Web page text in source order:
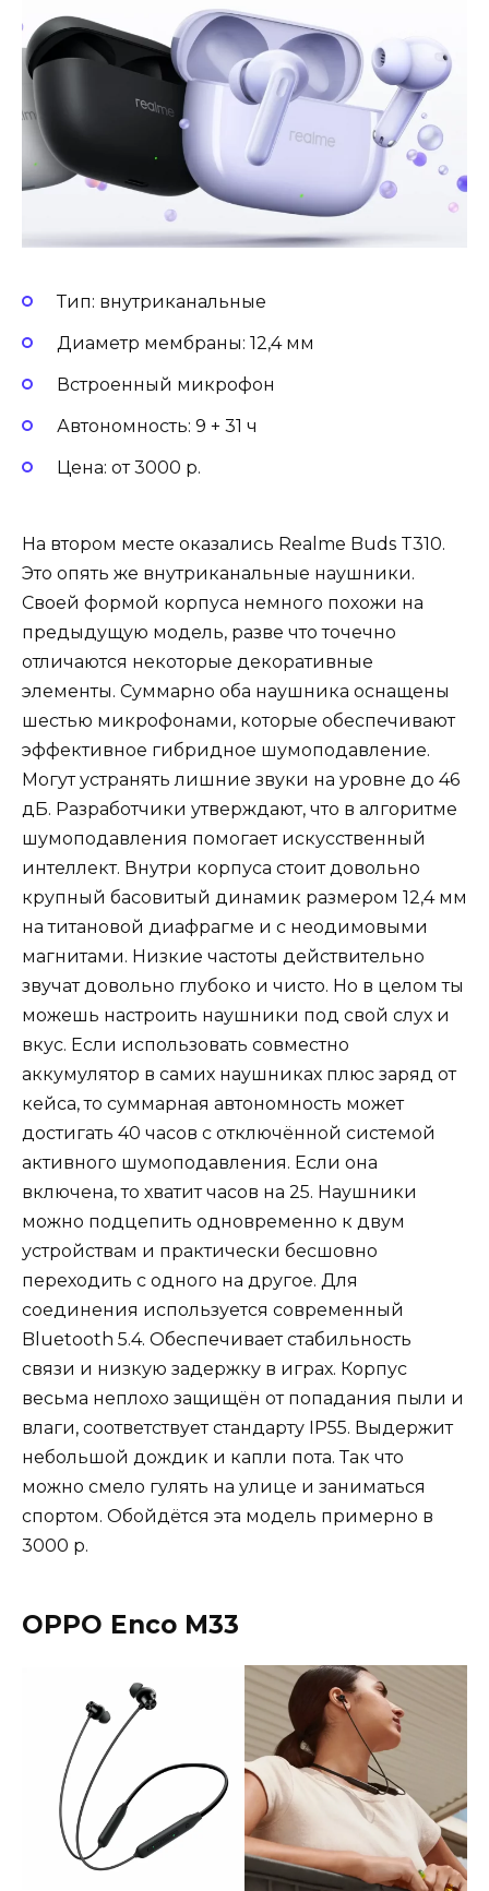
Тип: внутриканальные
Диаметр мембраны: 12,4 мм
Встроенный микрофон
Автономность: 9 + 31 ч
Цена: от 3000 р.
На втором месте оказались Realme Buds T310.
Это опять же внутриканальные наушники.
Своей формой корпуса немного похожи на
предыдущую модель, разве что точечно
отличаются некоторые декоративные
элементы. Суммарно оба наушника оснащены
шестью микрофонами, которые обеспечивают
эффективное гибридное шумоподавление.
Могут устранять лишние звуки на уровне до 46
дБ. Разработчики утверждают, что в алгоритме
шумоподавления помогает искусственный
интеллект. Внутри корпуса стоит довольно
крупный басовитый динамик размером 12,4 мм
на титановой диафрагме и с неодимовыми
магнитами. Низкие частоты действительно
звучат довольно глубоко и чисто. Но в целом ты
можешь настроить наушники под свой слух и
вкус. Если использовать совместно
аккумулятор в самих наушниках плюс заряд от
кейса, то суммарная автономность может
достигать 40 часов с отключённой системой
активного шумоподавления. Если она
включена, то хватит часов на 25. Наушники
можно подцепить одновременно к двум
устройствам и практически бесшовно
переходить с одного на другое. Для
соединения используется современный
Bluetooth 5.4. Обеспечивает стабильность
связи и низкую задержку в играх. Корпус
весьма неплохо защищён от попадания пыли и
влаги, соответствует стандарту IP55. Выдержит
небольшой дождик и капли пота. Так что
можно смело гулять на улице и заниматься
спортом. Обойдётся эта модель примерно в
3000 р.
OPPO Enco M33